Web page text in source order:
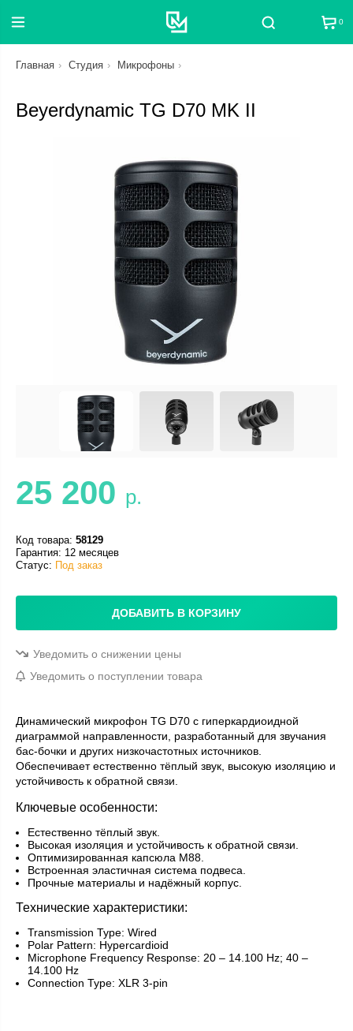
Поиск 0
Главная Студия Микрофоны
Beyerdynamic TG D70 MK II
25 200 р.
Код товара: 58129
Гарантия: 12 месяцев
Статус: Под заказ
ДОБАВИТЬ В КОРЗИНУ
Уведомить о снижении цены
Уведомить о поступлении товара
Динамический микрофон TG D70 с гиперкардиоидной
диаграммой направленности, разработанный для звучания
бас-бочки и других низкочастотных источников.
Обеспечивает естественно тёплый звук, высокую изоляцию и
устойчивость к обратной связи.
Ключевые особенности:
Естественно тёплый звук.
Высокая изоляция и устойчивость к обратной связи.
Оптимизированная капсюла M88.
Встроенная эластичная система подвеса.
Прочные материалы и надёжный корпус.
Технические характеристики:
Transmission Type: Wired
Polar Pattern: Hypercardioid
Microphone Frequency Response: 20 – 14.100 Hz; 40 –
14.100 Hz
Connection Type: XLR 3-pin